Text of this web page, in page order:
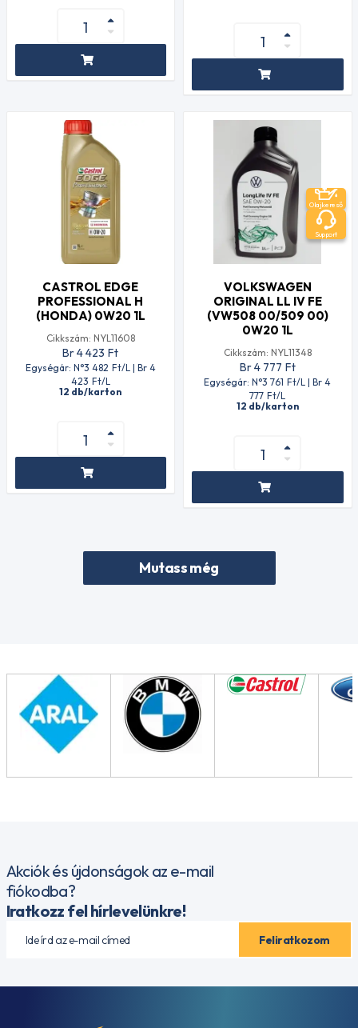
CASTROL EDGE
PROFESSIONAL H
(HONDA) 0W20 1L
Cikkszám: NYL11608
Br 4 423 Ft
Egységár: N°3 482 Ft/L | Br 4
423 Ft/L
12 db/karton
VOLKSWAGEN
ORIGINAL LL IV FE
(VW508 00/509 00)
0W20 1L
Cikkszám: NYL11348
Br 4 777 Ft
Egységár: N°3 761 Ft/L | Br 4
777 Ft/L
12 db/karton
Mutass még
Akciók és újdonságok az e-mail
fiókodba?
Iratkozz fel hírlevelünkre!
Olajkereső
Support